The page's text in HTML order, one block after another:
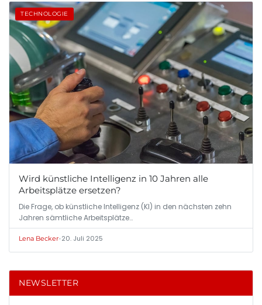
TECHNOLOGIE
Wird künstliche Intelligenz in 10 Jahren alle
Arbeitsplätze ersetzen?
Die Frage, ob künstliche Intelligenz (KI) in den nächsten zehn
Jahren sämtliche Arbeitsplätze…
Lena Becker•20. Juli 2025
NEWSLETTER